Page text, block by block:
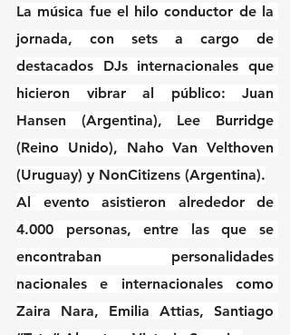
La música fue el hilo conductor de la
jornada, con sets a cargo de
destacados DJs internacionales que
hicieron vibrar al público: Juan
Hansen (Argentina), Lee Burridge
(Reino Unido), Naho Van Velthoven
(Uruguay) y NonCitizens (Argentina).
Al evento asistieron alrededor de
4.000 personas, entre las que se
encontraban personalidades
nacionales e internacionales como
Zaira Nara, Emilia Attias, Santiago